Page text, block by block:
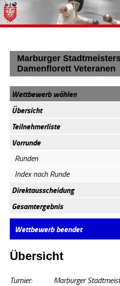
Marburger
Damenflorett Veteranen
Wettbewerb wählen
Übersicht
Teilnehmerliste
Vorrunde
Runden
Index nach Runde
Direktausscheidung
Gesamtergebnis
Wettbewerb beendet
Übersicht
Turnier:
Marburger